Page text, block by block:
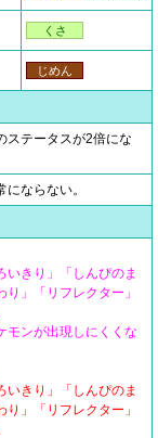
くさ
じめん
ステータスが2倍にな
ならない。
いきり」「しんぴのま
」「リフレクター」
モンが出現しにくくな
いきり」「しんぴのま
」「リフレクター」